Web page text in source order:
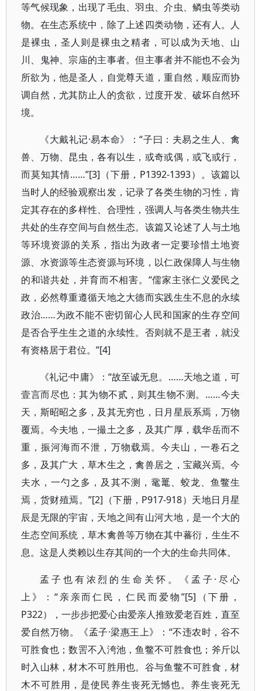
等气候现象，出现了毛虫、羽虫、介虫、鳞虫等类动
物。在生态系统中，除了上述四类动物，还有人。人
是裸虫，圣人则是裸虫之精者，可以成为天地、山
川、鬼神、宗庙的主事者。但主事者并不能也不会为
所欲为，他是圣人，自觉尊天道，重自然，顺应而协
调自然，尤其防止人的贪欲，过度开发、破坏自然环
境。
《大戴礼记·易本命》：“子曰：夫易之生人、禽
兽、万物、昆虫，各有以生，或奇或偶，或飞或行，
而莫知其情……”[3]（下册，P1392-1393）。该篇以
当时人的经验观察出发，记录了各类生物的习性，肯
定其存在的多样性、合理性，强调人与各类生物共生
共处的生存空间与自然生态。该篇又论述了人与土地
等环境资源的关系，指出为政者一定要珍惜土地资
源、水资源等生态资源与环境，以仁政保障人与生物
的和谐共处，并育而不相害。“儒家主张仁义爱民之
政，必然尊重遵循天地之大德而实践生生不息的永续
政治……为政不能不密切留心人民和国家的生存空间
是否合乎生生之道的永续性。否则就不是王者，就没
有资格居于君位。”[4]
《礼记·中庸》：“故至诚无息。……天地之道，可
壹言而尽也：其为物不贰，则其生物不测。……今夫
天，斯昭昭之多，及其无穷也，日月星辰系焉，万物
覆焉。今夫地，一撮土之多，及其广厚，载华岳而不
重，振河海而不泄，万物载焉。今夫山，一卷石之
多，及其广大，草木生之，禽兽居之，宝藏兴焉。今
夫水，一勺之多，及其不测，鼋鼍、蛟龙、鱼鳖生
焉，货财殖焉。”[2]（下册，P917-918）天地日月星
辰是无限的宇宙，天地之间有山河大地，是一个大的
生态空间系统，草木禽兽等万物在其中蕃衍，生生不
息。这是人类赖以生存其间的一个大的生命共同体。
孟子也有浓烈的生命关怀。《孟子·尽心
上》：“亲亲而仁民，仁民而爱物”[5]（下册，
P322），一步步把爱心由爱亲人推致爱老百姓，直至
爱自然万物。《孟子·梁惠王上》：“不违农时，谷不
可胜食也；数罟不入洿池，鱼鳖不可胜食也；斧斤以
时入山林，材木不可胜用也。谷与鱼鳖不可胜食，材
木不可胜用，是使民养生丧死无憾也。养生丧死无